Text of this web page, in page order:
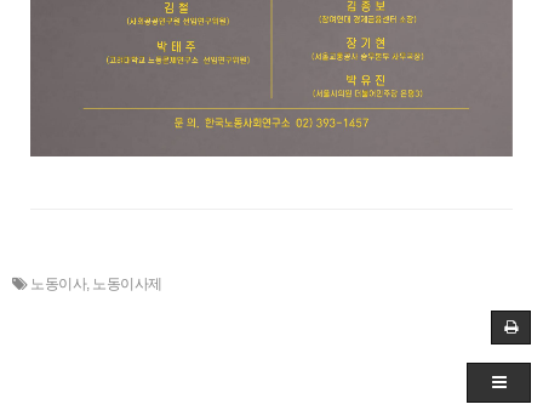
노동이사, 노동이사제